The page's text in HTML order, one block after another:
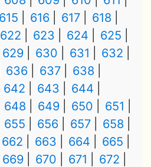
615 616 617
618
622 623 624
625
629 630 631
632
636 637
638
642 643
644
648 649 650
651
655 656 657
658
662 663 664
665
669 670 671
672